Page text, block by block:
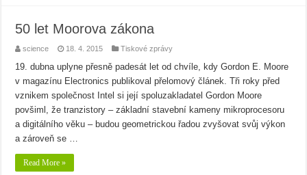
50 let Moorova zákona
science 18. 4. 2015 Tiskové zprávy
19. dubna uplyne přesně padesát let od chvíle, kdy Gordon E. Moore
v magazínu Electronics publikoval přelomový článek. Tři roky před
vznikem společnost Intel si její spoluzakladatel Gordon Moore
povšiml, že tranzistory – základní stavební kameny mikroprocesoru
a digitálního věku – budou geometrickou řadou zvyšovat svůj výkon
a zároveň se …
Read More »